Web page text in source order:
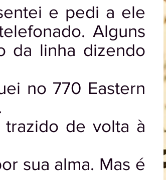
e pedi a ele
Alguns
da linha dizendo
no 770 Eastern
trazido de volta à
sua alma. Mas é